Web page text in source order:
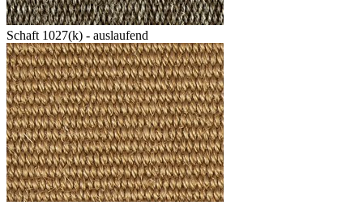
Schaft 1027(k) - auslaufend